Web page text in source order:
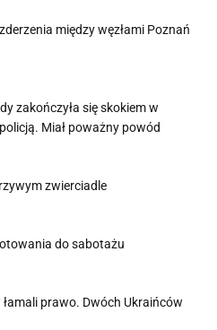
między węzłami Poznań
zakończyła się skokiem w
Miał poważny powód
zwierciadle
do sabotażu
prawo. Dwóch Ukraińców